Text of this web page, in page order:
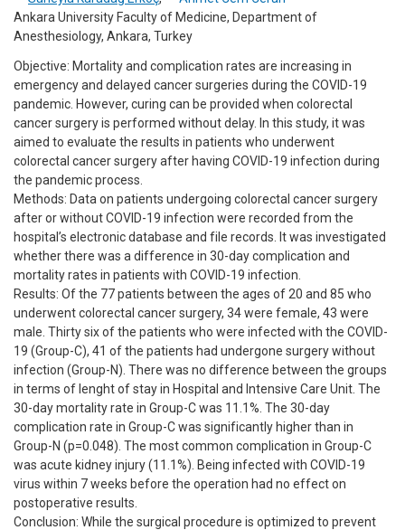
Ankara University Faculty of Medicine, Department of
Anesthesiology, Ankara, Turkey
Objective: Mortality and complication rates are increasing in
emergency and delayed cancer surgeries during the COVID-19
pandemic. However, curing can be provided when colorectal
cancer surgery is performed without delay. In this study, it was
aimed to evaluate the results in patients who underwent
colorectal cancer surgery after having COVID-19 infection during
the pandemic process.
Methods: Data on patients undergoing colorectal cancer surgery
after or without COVID-19 infection were recorded from the
hospital’s electronic database and file records. It was investigated
whether there was a difference in 30-day complication and
mortality rates in patients with COVID-19 infection.
Results: Of the 77 patients between the ages of 20 and 85 who
underwent colorectal cancer surgery, 34 were female, 43 were
male. Thirty six of the patients who were infected with the COVID-
19 (Group-C), 41 of the patients had undergone surgery without
infection (Group-N). There was no difference between the groups
in terms of lenght of stay in Hospital and Intensive Care Unit. The
30-day mortality rate in Group-C was 11.1%. The 30-day
complication rate in Group-C was significantly higher than in
Group-N (p=0.048). The most common complication in Group-C
was acute kidney injury (11.1%). Being infected with COVID-19
virus within 7 weeks before the operation had no effect on
postoperative results.
Conclusion: While the surgical procedure is optimized to prevent